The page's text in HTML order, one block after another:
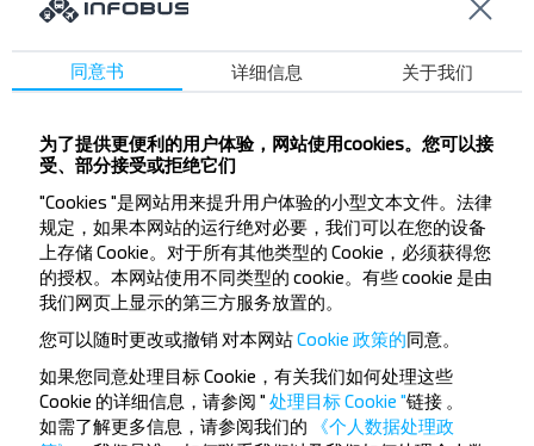
Городище
想要更便宜的旅行
吗？
不要错过INFOBUS的特殊优惠，折扣和其他有趣的优
惠。 订阅接收新消息，和我们一起旅行更便宜！
同意书 详细信息 关于我们
为了提供更便利的用户体验，网站使用cookies。您可以接
受、部分接受或拒绝它们
"Cookies "是网站用来提升用户体验的小型文本文件。法律
规定，如果本网站的运行绝对必要，我们可以在您的设备
上存储 Cookie。对于所有其他类型的 Cookie，必须获得您
的授权。本网站使用不同类型的 cookie。有些 cookie 是由
我们网页上显示的第三方服务放置的。
您可以随时更改或撤销 对本网站Cookie 政策的同意。
如果您同意处理目标 Cookie，有关我们如何处理这些
Cookie 的详细信息，请参阅 " 处理目标 Cookie "链接
如需了解更多信息，请参阅我们的
《个人数据处理政